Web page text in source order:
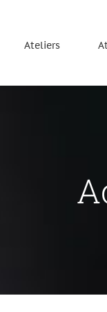
Ateliers
de l’anonymat